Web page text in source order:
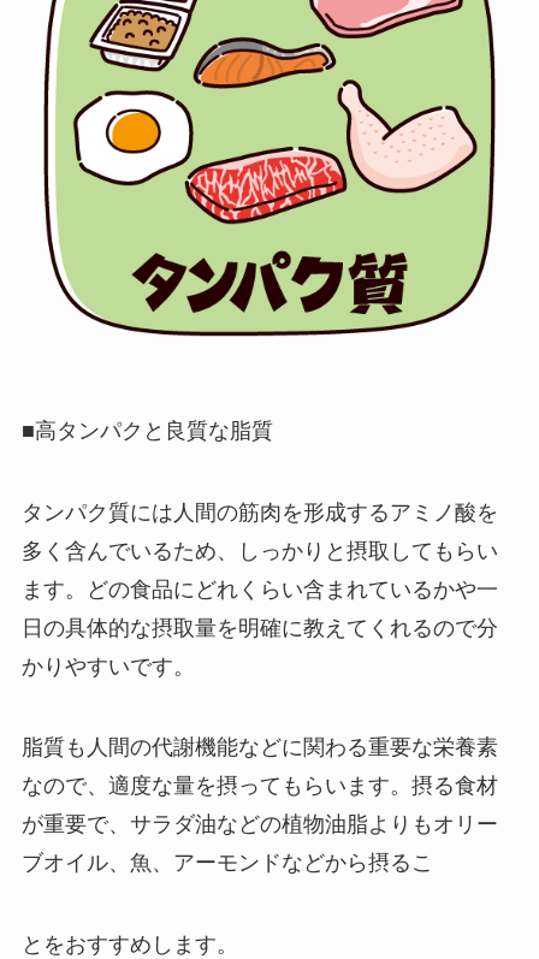
■高タンパクと良質な脂質
タンパク質には人間の筋肉を形成するアミノ酸を
多く含んでいるため、しっかりと摂取してもらい
ます。どの食品にどれくらい含まれているかや一
日の具体的な摂取量を明確に教えてくれるので分
かりやすいです。
脂質も人間の代謝機能などに関わる重要な栄養素
なので、適度な量を摂ってもらいます。摂る食材
が重要で、サラダ油などの植物油脂よりもオリー
ブオイル、魚、アーモンドなどから摂るこ
とをおすすめします。